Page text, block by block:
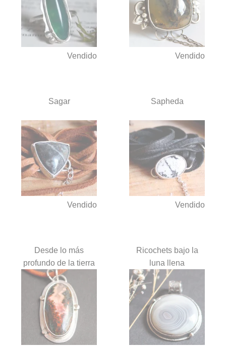
Vendido Vendido
Sagar
Vendido
Sapheda
Vendido
Desde lo más
profundo de la tierra
Ricochets bajo la
luna llena